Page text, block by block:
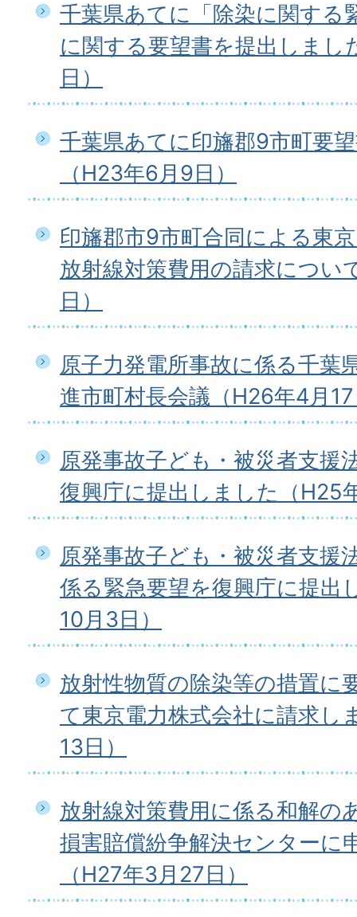
千葉県あてに「除染に関する
に関する要望書を提出しまし
日）
千葉県あてに印旛郡9市町要
（H23年6月9日）
印旛郡市9市町合同による東
放射線対策費用の請求につい
日）
原子力発電所事故に係る千葉
進市町村長会議（H26年4月
原発事故子ども・被災者支援
復興庁に提出しました（H25
原発事故子ども・被災者支援
係る緊急要望を復興庁に提出
10月3日）
放射性物質の除染等の措置に
て東京電力株式会社に請求し
13日）
放射線対策費用に係る和解の
損害賠償紛争解決センターに
（H27年3月27日）